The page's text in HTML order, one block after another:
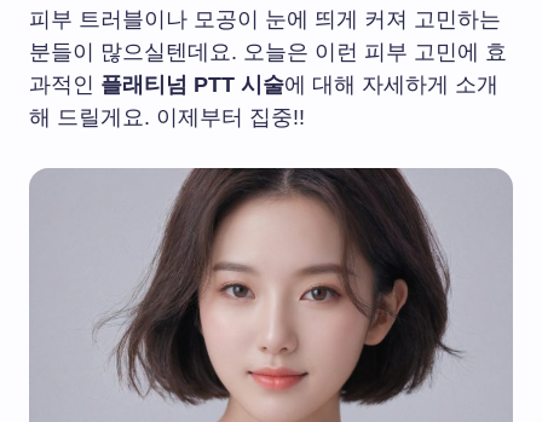
피부 트러블이나 모공이 눈에 띄게 커져 고민하는
분들이 많으실텐데요. 오늘은 이런 피부 고민에 효
과적인 플래티넘 PTT 시술에 대해 자세하게 소개
해 드릴게요. 이제부터 집중!!